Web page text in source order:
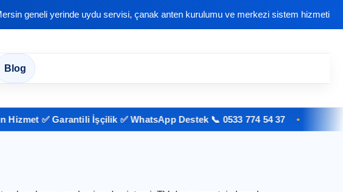
geneli yerinde uydu servisi, çanak anten kurulumu ve merkezi sistem hizmeti
Blog
✅ Garantili İşçilik ✅ WhatsApp Destek 📞 0533 774 54 37